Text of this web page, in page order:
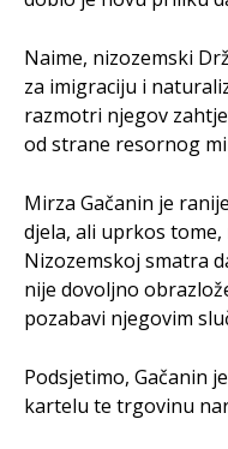
Naime, nizozemski
za imigraciju i
razmotri njegov
od strane resornog
Mirza Gačanin je
djela, ali uprkos
Nizozemskoj smatra
nije dovoljno
pozabavi njegovim
Podsjetimo, Gačanin
kartelu te trgovinu